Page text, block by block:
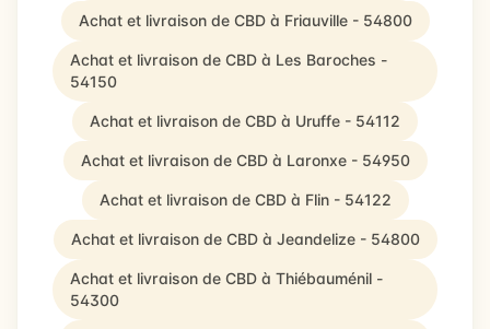
Achat et livraison de CBD à Friauville - 54800
Achat et livraison de CBD à Les Baroches -
54150
Achat et livraison de CBD à Uruffe - 54112
Achat et livraison de CBD à Laronxe - 54950
Achat et livraison de CBD à Flin - 54122
Achat et livraison de CBD à Jeandelize - 54800
Achat et livraison de CBD à Thiébauménil -
54300